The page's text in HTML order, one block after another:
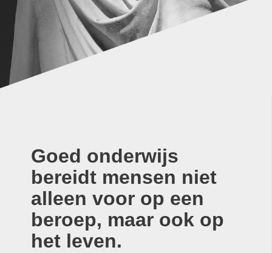
Goed onderwijs
bereidt mensen niet
alleen voor op een
beroep, maar ook op
het leven.